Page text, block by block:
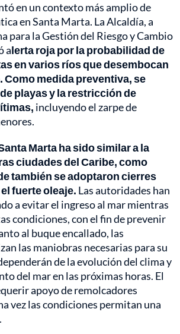
en un contexto más amplio de
en Santa Marta. La Alcaldía, a
para la Gestión del Riesgo y Cambio
alerta roja por la probabilidad de
en varios ríos que desembocan
Como medida preventiva, se
playas y la restricción de
incluyendo el zarpe de
Marta ha sido similar a la
ciudades del Caribe, como
también se adoptaron cierres
fuerte oleaje. Las autoridades han
a evitar el ingreso al mar mientras
condiciones, con el fin de prevenir
al buque encallado, las
las maniobras necesarias para su
de la evolución del clima y
del mar en las próximas horas. El
apoyo de remolcadores
vez las condiciones permitan una